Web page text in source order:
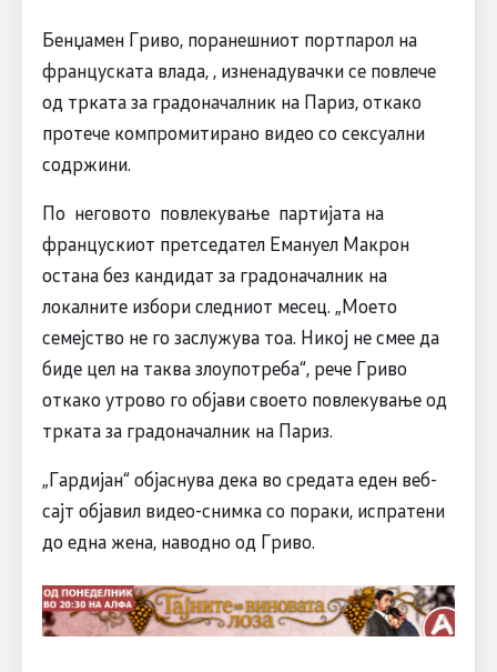
Бенџамен Гриво, поранешниот портпарол на
француската влада, , изненадувачки се повлече
од трката за градоначалник на Париз, откако
протече компромитирано видео со сексуални
содржини.
По неговото повлекување партијата на
францускиот претседател Емануел Макрон
остана без кандидат за градоначалник на
локалните избори следниот месец. „Моето
семејство не го заслужува тоа. Никој не смее да
биде цел на таква злоупотреба“, рече Гриво
откако утрово го објави своето повлекување од
трката за градоначалник на Париз.
„Гардијан“ објаснува дека во средата еден веб-
сајт објавил видео-снимка со пораки, испратени
до една жена, наводно од Гриво.